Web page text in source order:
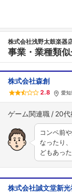
株式会社浅野太鼓楽器
事業・業種類
株式会社森創
2.8 愛知
ゲーム関連職 20代
コンペ前
なったり
どもあっ
株式会社誠文堂新光